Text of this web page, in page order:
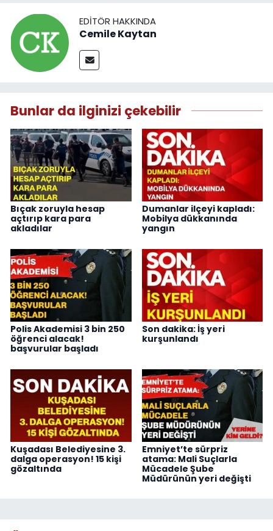
EDITÖR HAKKINDA
Cemile Kaytan
Bunlar da ilginizi çekebilir
Bıçak zoruyla hesap
açtırıp kara para
akladılar
Dumanlar ilçeyi kapladı:
Mobilya dükkanında
yangın
Polis Akademisi 3 bin 250
öğrenci alacak!
başvurular başladı
Son dakika: İş yeri
kurşunlandı
Kuşadası Belediyesine 3.
dalga operasyon! 15 kişi
gözaltında
Emniyet’te sürpriz
atama: Mali Suçlarla
Mücadele Şube
Müdürünün yeri değişti